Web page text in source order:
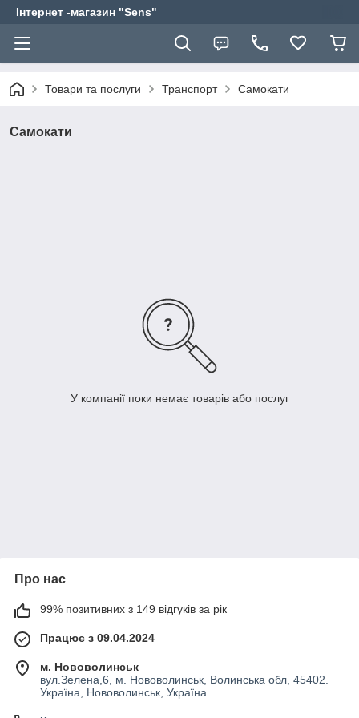
Інтернет -магазин "Sens"
Товари та послуги Транспорт Самокати
Самокати
У компанії поки немає товарів або послуг
Про нас
99% позитивних з 149 відгуків за рік
Працює з 09.04.2024
м. Нововолинськ
вул.Зелена,6, м. Нововолинськ, Волинська обл, 45402.
Україна, Нововолинськ, Україна